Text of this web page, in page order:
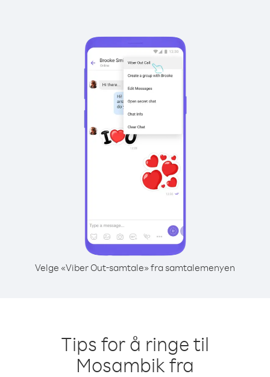
Velge «Viber Out-samtale» fra samtalemenyen
Tips for å ringe til
Mosambik fra